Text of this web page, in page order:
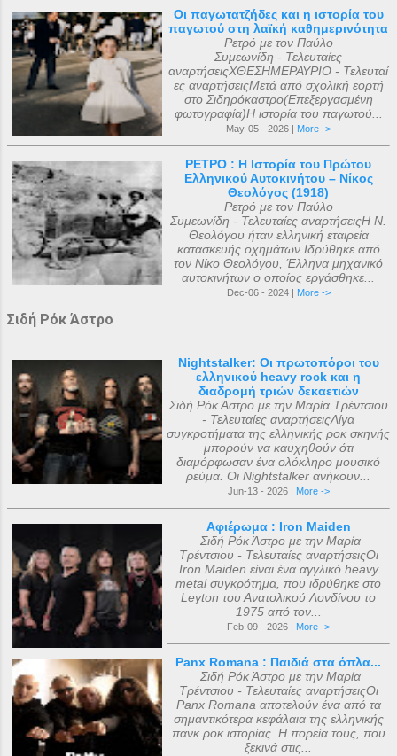
Οι παγωτατζήδες και η ιστορία του
παγωτού στη λαϊκή καθημερινότητα
Ρετρό με τον Παύλο
Συμεωνίδη - Τελευταίες
αναρτήσειςΧΘΕΣΗΜΕΡΑΥΡΙΟ - Τελευταί
ες αναρτήσειςΜετά από σχολική εορτή
στο Σιδηρόκαστρο(Επεξεργασμένη
φωτογραφία)Η ιστορία του παγωτού...
May-05 - 2026 | More ->
ΡΕΤΡΟ : Η Ιστορία του Πρώτου
Ελληνικού Αυτοκινήτου – Νίκος
Θεολόγος (1918)
Ρετρό με τον Παύλο
Συμεωνίδη - Τελευταίες αναρτήσειςΗ Ν.
Θεολόγου ήταν ελληνική εταιρεία
κατασκευής οχημάτων.Ιδρύθηκε από
τον Νίκο Θεολόγου, Έλληνα μηχανικό
αυτοκινήτων ο οποίος εργάσθηκε...
Dec-06 - 2024 | More ->
Σιδή Ρόκ Άστρο
Nightstalker: Οι πρωτοπόροι του
ελληνικού heavy rock και η
διαδρομή τριών δεκαετιών
Σιδή Ρόκ Άστρο με την Μαρία Τρέντσιου
- Τελευταίες αναρτήσειςΛίγα
συγκροτήματα της ελληνικής ροκ σκηνής
μπορούν να καυχηθούν ότι
διαμόρφωσαν ένα ολόκληρο μουσικό
ρεύμα. Οι Nightstalker ανήκουν...
Jun-13 - 2026 | More ->
Αφιέρωμα : Iron Maiden
Σιδή Ρόκ Άστρο με την Μαρία
Τρέντσιου - Τελευταίες αναρτήσειςΟι
Iron Maiden είναι ένα αγγλικό heavy
metal συγκρότημα, που ιδρύθηκε στο
Leyton του Ανατολικού Λονδίνου το
1975 από τον...
Feb-09 - 2026 | More ->
Panx Romana : Παιδιά στα όπλα...
Σιδή Ρόκ Άστρο με την Μαρία
Τρέντσιου - Τελευταίες αναρτήσειςΟι
Panx Romana αποτελούν ένα από τα
σημαντικότερα κεφάλαια της ελληνικής
πανκ ροκ ιστορίας. Η πορεία τους, που
ξεκινά στις...